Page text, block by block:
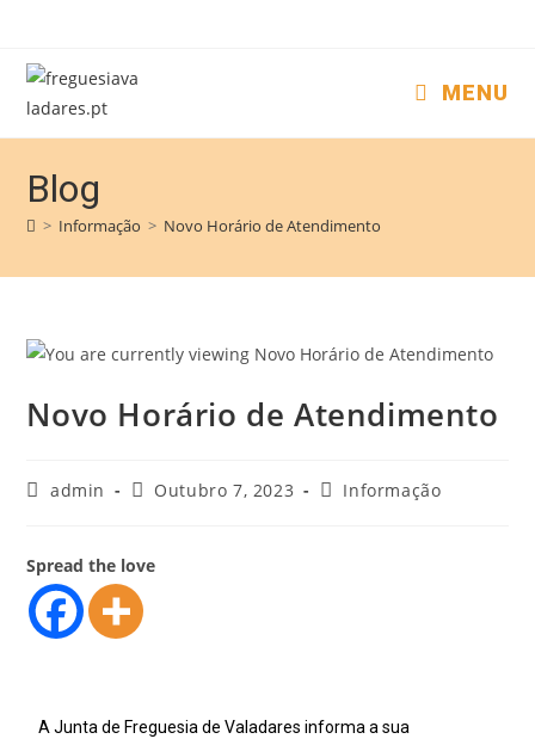
MENU
Blog
> Informação > Novo Horário de Atendimento
Novo Horário de Atendimento
admin Outubro 7, 2023 Informação
Spread the love
A Junta de Freguesia de Valadares informa a sua